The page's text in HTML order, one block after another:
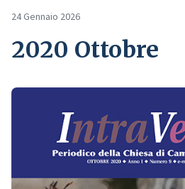
24 Gennaio 2026
2020 Ottobre